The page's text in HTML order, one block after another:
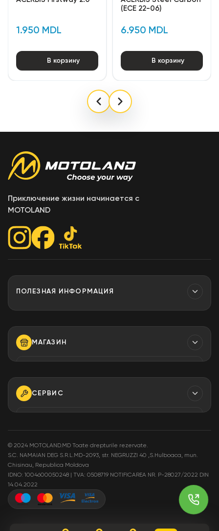
1.950 MDL
В корзину
(ECE 22-06)
6.950 MDL
В корзину
Приключение жизни начинается с
MOTOLAND
ПОЛЕЗНАЯ ИНФОРМАЦИЯ
МАГАЗИН
+373 79 923 304
+373 79 923 306
ЭЛ. АДРЕС
info@motoland.md
str. Pietrăriei 3A
СЕРВИС
+373 79 923 301
ЭЛ. АДРЕС
service@motoland.md
АДРЕС
Moldova or. Chisinau,
© 2024 MOTOLAND.MD Toate drepturile rezervate.
S.C. NAMAIAN DEG S.R.L.MD-2093, str. NEGRUZZI 40 ,S.Hulboaca, mun.
Chisinau, Republica Moldova
IDNO: 1004600050248 | TVA: 0508719 NOTIFICAREA NR. P-28027/2022 DIN
14.04.2022